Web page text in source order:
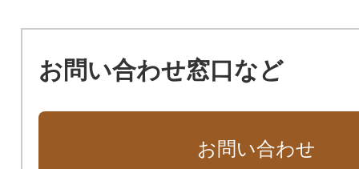
お問い合わせ窓口など
お問い合わせ